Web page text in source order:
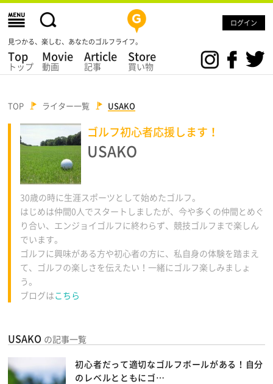
ログイン
見つかる、楽しむ、あなたのゴルフライフ。
Top
トップ
Movie
動画
Article
記事
Store
買い物
TOP ライター一覧 USAKO
ゴルフ初心者応援します！
USAKO
30歳の時に生涯スポーツとして始めたゴルフ。
はじめは仲間0人でスタートしましたが、今や多くの仲間とめぐ
り合い、エンジョイゴルフに終わらず、競技ゴルフまで楽しん
でいます。
ゴルフに興味がある方や初心者の方に、私自身の体験を踏まえ
て、ゴルフの楽しさを伝えたい！一緒にゴルフ楽しみましょ
う。
ブログはこちら
USAKO の記事一覧
初心者だって適切なゴルフボールがある！自分
のレベルとともにゴ…